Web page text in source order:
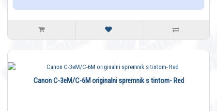
Canon C-3eM/C-6M originalni spremnik s tintom- Red